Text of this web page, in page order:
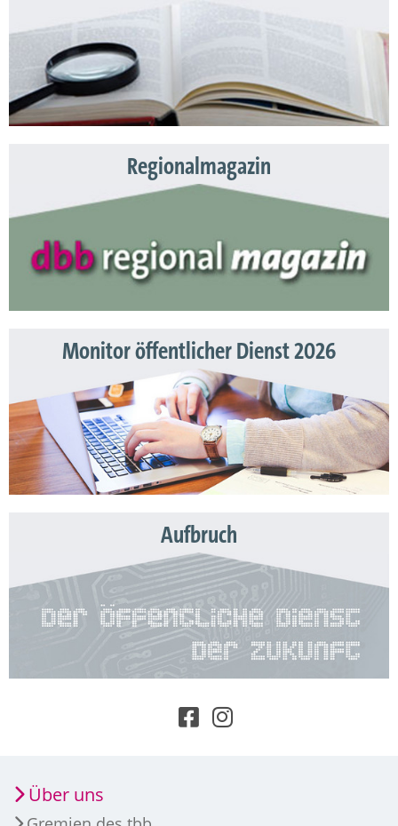
Regionalmagazin
Monitor öffentlicher Dienst 2026
Aufbruch
Über uns